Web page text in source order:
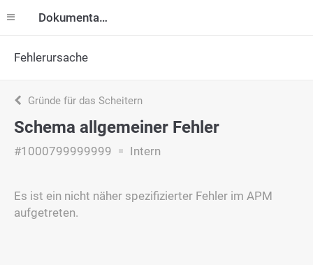
Dokumentation
Fehlerursache
Gründe für das Scheitern
Schema allgemeiner Fehler
#1000799999999 Intern
Es ist ein nicht näher spezifizierter Fehler im APM
aufgetreten.